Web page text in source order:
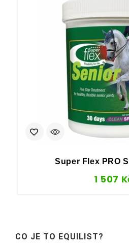
Super Flex PRO
1 507
CO JE TO EQUILIST?